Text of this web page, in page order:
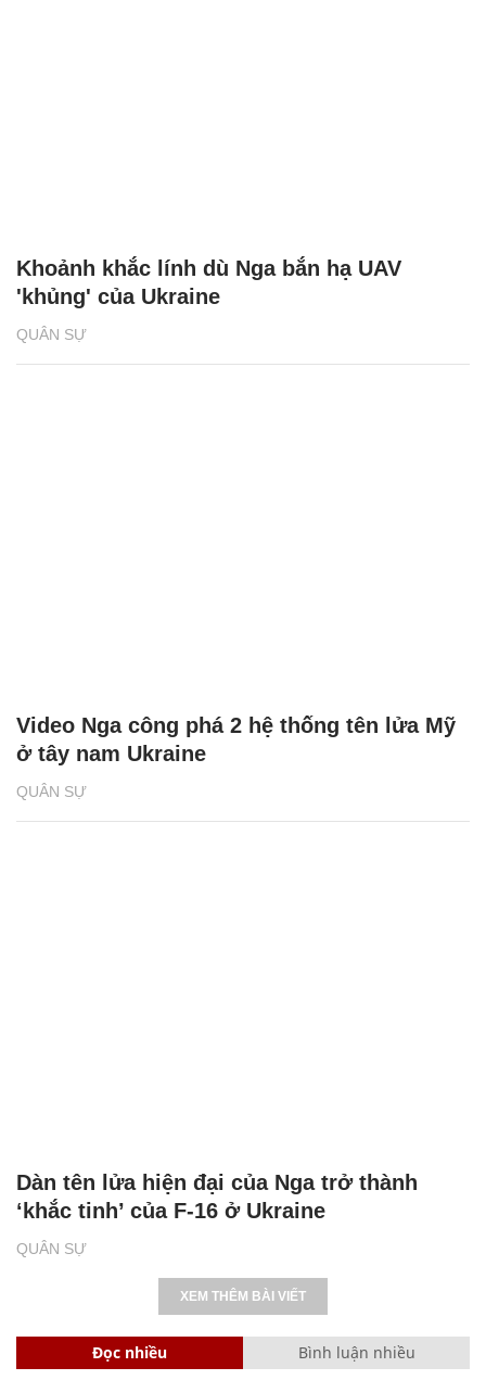
QUÂN SỰ
Khoảnh khắc lính dù Nga bắn hạ UAV
'khủng' của Ukraine
QUÂN SỰ
Video Nga công phá 2 hệ thống tên lửa Mỹ
ở tây nam Ukraine
QUÂN SỰ
Dàn tên lửa hiện đại của Nga trở thành
‘khắc tinh’ của F-16 ở Ukraine
XEM THÊM BÀI VIẾT
Đọc nhiều Bình luận nhiều